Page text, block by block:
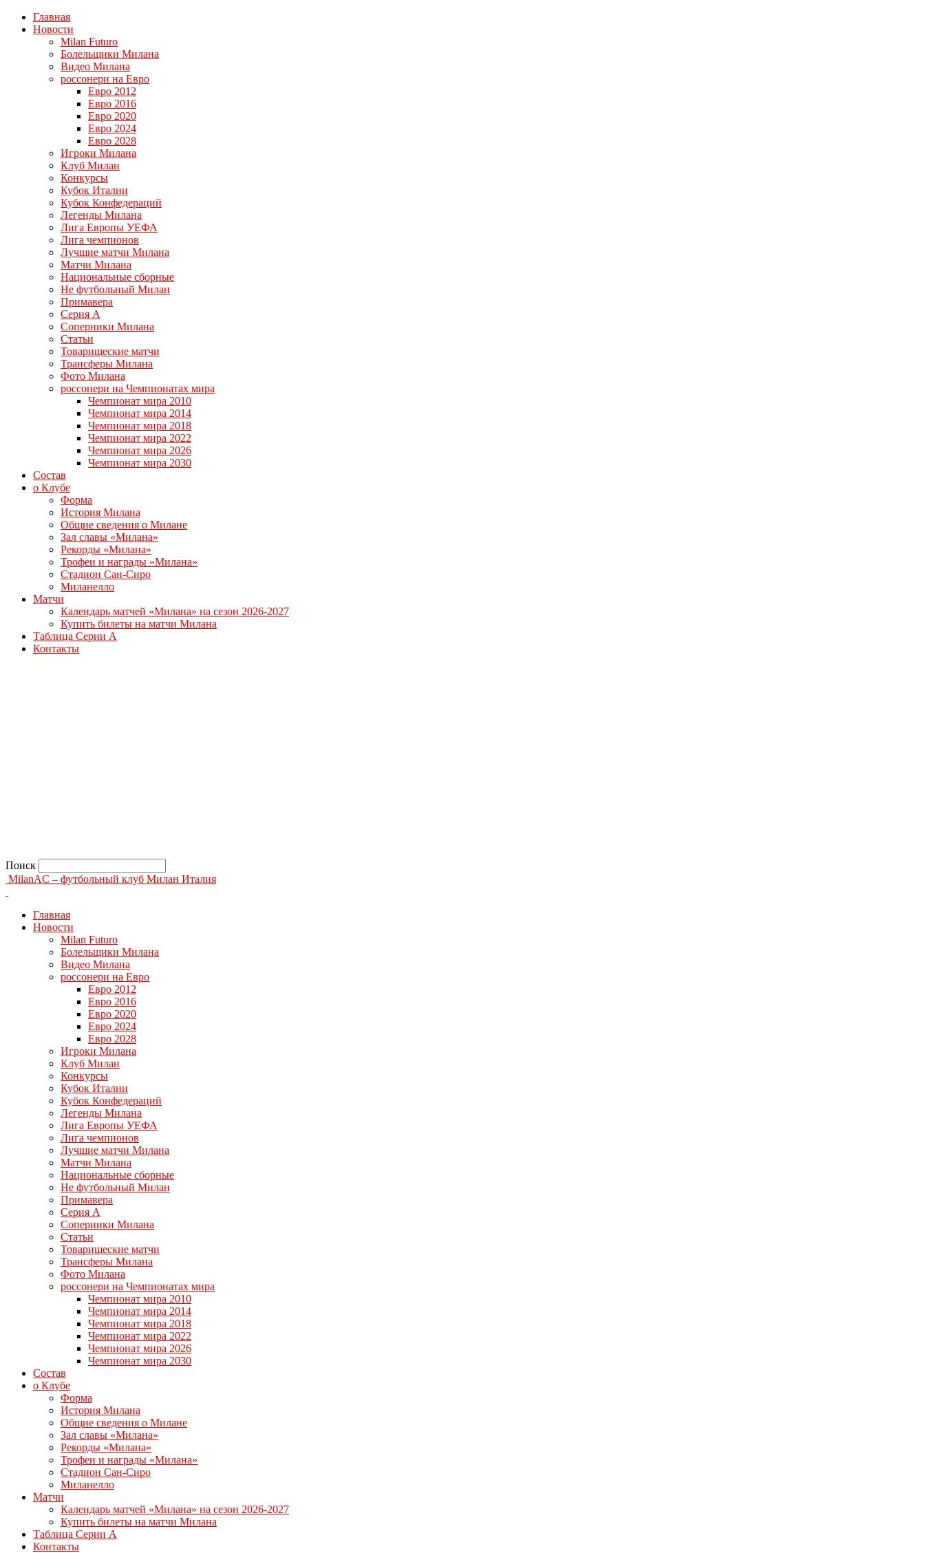
Главная
Новости
Milan Futuro
Болельщики Милана
Видео Милана
россонери на Евро
Евро 2012
Евро 2016
Евро 2020
Евро 2024
Евро 2028
Игроки Милана
Клуб Милан
Конкурсы
Кубок Италии
Кубок Конфедераций
Легенды Милана
Лига Европы УЕФА
Лига чемпионов
Лучшие матчи Милана
Матчи Милана
Национальные сборные
Не футбольный Милан
Примавера
Серия А
Соперники Милана
Статьи
Товарищеские матчи
Трансферы Милана
Фото Милана
россонери на Чемпионатах мира
Чемпионат мира 2010
Чемпионат мира 2014
Чемпионат мира 2018
Чемпионат мира 2022
Чемпионат мира 2026
Чемпионат мира 2030
Состав
о Клубе
Форма
История Милана
Общие сведения о Милане
Зал славы «Милана»
Рекорды «Милана»
Трофеи и награды «Милана»
Стадион Сан-Сиро
Миланелло
Матчи
Календарь матчей «Милана» на сезон 2026-2027
Купить билеты на матчи Милана
Таблица Серии А
Контакты
Поиск
MilanAC – футбольный клуб Милан Италия
Главная
Новости
Milan Futuro
Болельщики Милана
Видео Милана
россонери на Евро
Евро 2012
Евро 2016
Евро 2020
Евро 2024
Евро 2028
Игроки Милана
Клуб Милан
Конкурсы
Кубок Италии
Кубок Конфедераций
Легенды Милана
Лига Европы УЕФА
Лига чемпионов
Лучшие матчи Милана
Матчи Милана
Национальные сборные
Не футбольный Милан
Примавера
Серия А
Соперники Милана
Статьи
Товарищеские матчи
Трансферы Милана
Фото Милана
россонери на Чемпионатах мира
Чемпионат мира 2010
Чемпионат мира 2014
Чемпионат мира 2018
Чемпионат мира 2022
Чемпионат мира 2026
Чемпионат мира 2030
Состав
о Клубе
Форма
История Милана
Общие сведения о Милане
Зал славы «Милана»
Рекорды «Милана»
Трофеи и награды «Милана»
Стадион Сан-Сиро
Миланелло
Матчи
Календарь матчей «Милана» на сезон 2026-2027
Купить билеты на матчи Милана
Таблица Серии А
Контакты